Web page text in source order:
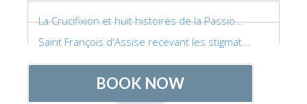
中文
DEUTSCH
FRANÇAIS
ESPAÑOL
La Crucifixion et huit histoires de la Passio...
Saint François d'Assise recevant les stigmat...